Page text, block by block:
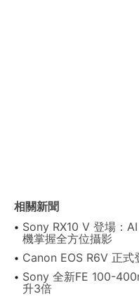
相關新聞
Sony RX10 V 登場：
機掌握全方位攝影
Canon EOS R6V 正式
Sony 全新FE 100-
升3倍